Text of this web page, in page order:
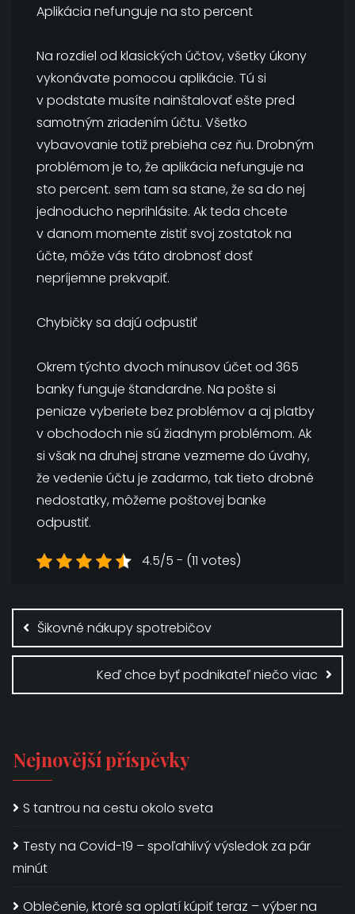
Aplikácia nefunguje na sto percent
Na rozdiel od klasických účtov, všetky úkony
vykonávate pomocou aplikácie. Tú si
v podstate musíte nainštalovať ešte pred
samotným zriadením účtu. Všetko
vybavovanie totiž prebieha cez ňu. Drobným
problémom je to, že aplikácia nefunguje na
sto percent. sem tam sa stane, že sa do nej
jednoducho neprihlásite. Ak teda chcete
v danom momente zistiť svoj zostatok na
účte, môže vás táto drobnosť dosť
nepríjemne prekvapiť.
Chybičky sa dajú odpustiť
Okrem týchto dvoch mínusov účet od 365
banky funguje štandardne. Na pošte si
peniaze vyberiete bez problémov a aj platby
v obchodoch nie sú žiadnym problémom. Ak
si však na druhej strane vezmeme do úvahy,
že vedenie účtu je zadarmo, tak tieto drobné
nedostatky, môžeme poštovej banke
odpustiť.
4.5/5 - (11 votes)
Navigace
pro
příspěvek
Šikovné nákupy spotrebičov
Keď chce byť podnikateľ niečo viac
Nejnovější příspěvky
S tantrou na cestu okolo sveta
Testy na Covid-19 – spoľahlivý výsledok za pár
minút
Oblečenie, ktoré sa oplatí kúpiť teraz – výber na